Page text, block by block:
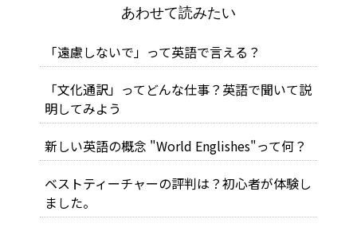
あわせて読みたい
「遠慮しないで」って英語で言える？
「文化通訳」ってどんな仕事？英語で聞いて説
明してみよう
新しい英語の概念 "World Englishes"って何？
ベストティーチャーの評判は？初心者が体験し
ました。